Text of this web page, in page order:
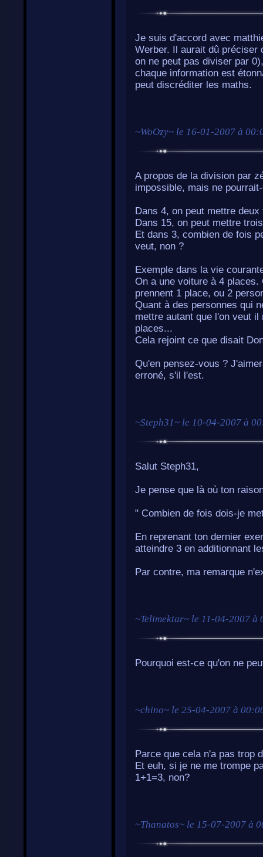
Je suis d'accord avec
Werber. Il aurait dû préciser
on ne peut pas diviser par
chaque information est
peut discréditer les maths.
~WoOzy~ le 16-01-2007 à
A propos de la division par
impossible, mais ne
Dans 4, on peut mettre deux
Dans 15, on peut mettre
Et dans 3, combien de fois
veut, non ?
Exemple dans la vie
On a une voiture à 4
prennent 1 place, ou 2
Quant à des personnes qui
mettre autant que l'on veut
places...
Cela rejoint ce que disait
Qu'en pensez-vous ?
erroné, s'il l'est.
~Steph31~ le 10-04-2007 à
Salut Steph31,
Je pense que là où ton
" Combien de fois dois-je
En reprenant ton dernier
atteindre 3 en additionnant
Par contre, ma remarque
~Telimektar~ le 11-04-2007 à
Pourquoi est-ce qu'on ne
~chino~ le 25-04-2007 à
Parce que cela n'a pas trop
Et euh, si je ne me trompe
1+1=3, non?
~Thanatos~ le 15-07-2007 à